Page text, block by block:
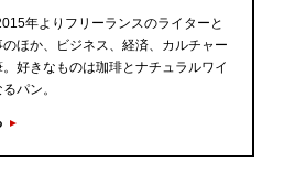
年よりフリーランスのライターと
ほか、ビジネス、経済、カルチャー
好きなものは珈琲とナチュラルワイ
パン。